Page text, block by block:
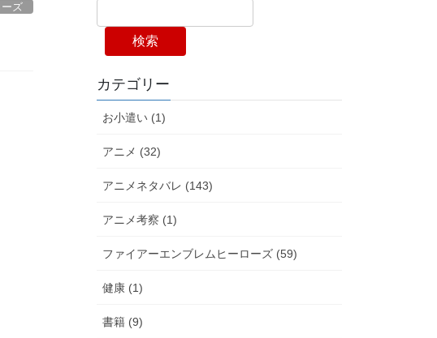
ズ
検索
カテゴリー
お小遣い (1)
アニメ (32)
アニメネタバレ (143)
アニメ考察 (1)
ファイアーエンブレムヒーローズ (59)
健康 (1)
書籍 (9)